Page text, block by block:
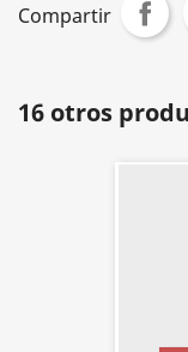
Compartir
16 otros